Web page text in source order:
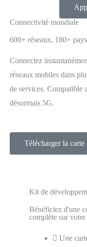
Connectivité mondiale
600+ réseaux, 180+ pays
Connectez
réseaux mobiles dans
de services. Compatible
désormais 5G.
Télécharger la
Kit de
Bénéficiez d'une
complète sur
Une